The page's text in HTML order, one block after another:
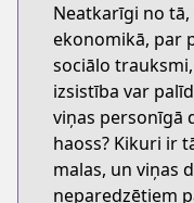
Neatkarīgi no
ekonomikā, par
sociālo
izsistība var
viņas personīgā
haoss? Kikuri ir
malas, un viņas
neparedzētiem